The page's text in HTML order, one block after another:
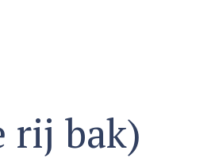
rij bak)